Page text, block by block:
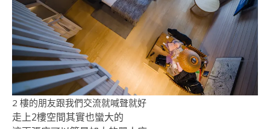
2 樓的朋友跟我們交流就喊聲就好
走上2樓空間其實也蠻大的